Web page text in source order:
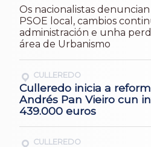
Os nacionalistas
PSOE local, cambios
administración e unha
área de Urbanismo
CULLEREDO
Culleredo inicia a
Andrés Pan Vieiro cun
439.000 euros
CULLEREDO